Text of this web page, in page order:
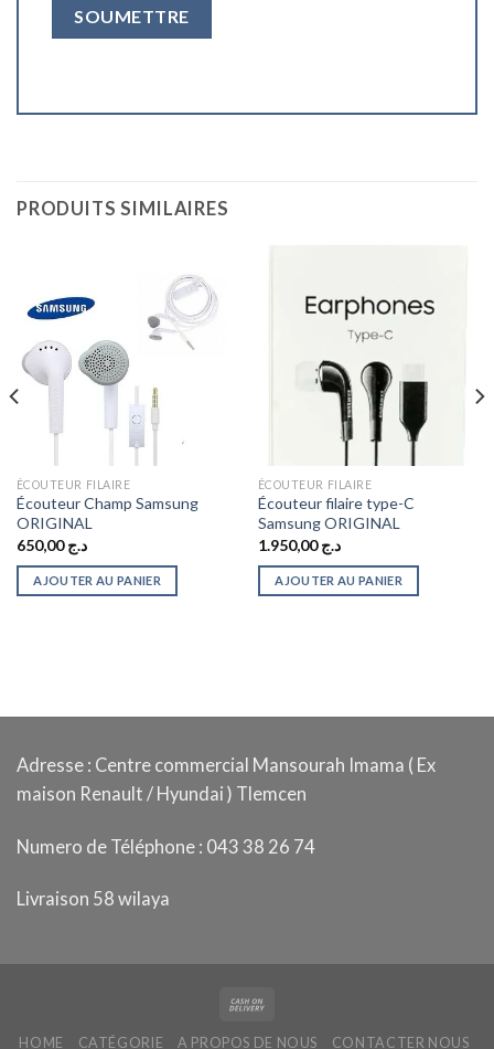
PRODUITS SIMILAIRES
ÉCOUTEUR FILAIRE
Écouteur Champ Samsung
ORIGINAL
د.ج650,00
AJOUTER AU PANIER
ÉCOUTEUR FILAIRE
Écouteur filaire type-C
Samsung ORIGINAL
د.ج1.950,00
AJOUTER AU PANIER
Adresse : Centre commercial Mansourah Imama ( Ex
maison Renault / Hyundai ) Tlemcen
Numero de Téléphone : 043 38 26 74
Livraison 58 wilaya
HOME CATÉGORIE A PROPOS DE NOUS CONTACTER NOUS